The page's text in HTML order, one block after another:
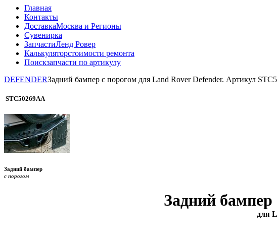
Главная
Контакты
ДоставкаМосква и Регионы
Сувенирка
ЗапчастиЛенд Ровер
Калькуляторстоимости ремонта
Поискзапчасти по артикулу
DEFENDERЗадний бампер с порогом для Land Rover Defender. Артикул
STC50269АА
Задний бампер
с порогом
Задний бампер
для